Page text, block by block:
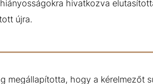
hivatkozva
újra.
megállapította, hogy a kérelmezőt